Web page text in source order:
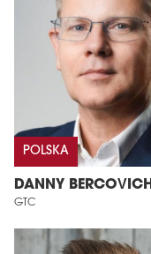
POLSKA
DANNY BERCOVICH
GTC